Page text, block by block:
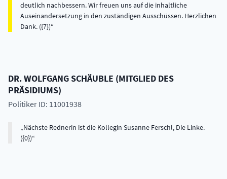
deutlich nachbessern. Wir freuen uns auf die inhaltliche
Auseinandersetzung in den zuständigen Ausschüssen. Herzlichen
Dank. ({7})
DR.WOLFGANGSCHÄUBLE (MITGLIED DES
PRÄSIDIUMS)
Politiker ID: 11001938
Nächste Rednerin ist die Kollegin Susanne Ferschl, Die Linke.
({0})